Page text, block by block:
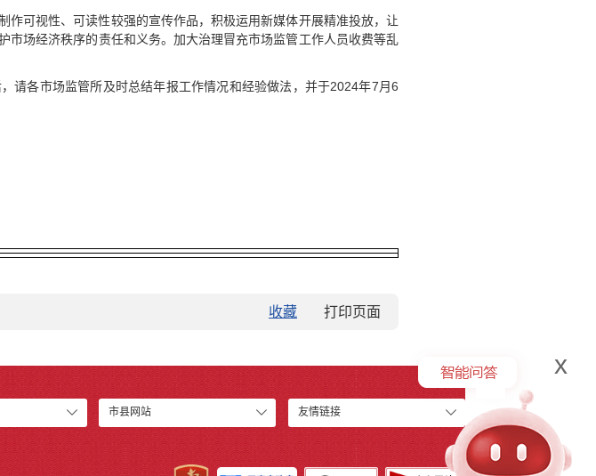
作可视性、可读性较强的宣传作品，积极运用新媒体开展精准投放，让
场经济秩序的责任和义务。加大治理冒充市场监管工作人员收费等乱
请各市场监管所及时总结年报工作情况和经验做法，并于2024年7月6
收藏
市县网站 友情链接
x